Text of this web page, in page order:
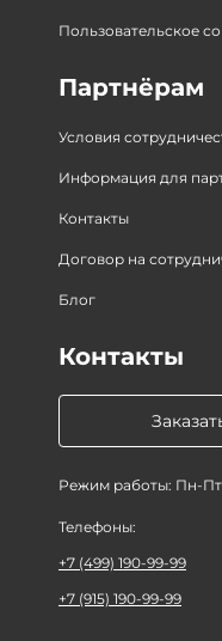
Пользовательское
Партнёрам
Условия
Информация для
Контакты
Договор на
Блог
Режим работы: Пн-Пт
Контакты
Телефоны:
+7 (499) 190-99-99
+7 (915) 190-99-99